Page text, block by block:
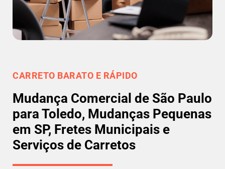
CARRETO BARATO E RÁPIDO
Mudança Comercial de São Paulo
para Toledo, Mudanças Pequenas
em SP, Fretes Municipais e
Serviços de Carretos